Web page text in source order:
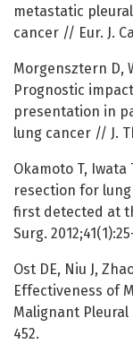
metastatic
cancer // Eur. J.
Morgensztern D,
Prognostic
presentation in
lung cancer // J.
Okamoto T,
resection for
first detected at
Surg.
Ost DE, Niu J,
Effectiveness of
Malignant Pleural
452.